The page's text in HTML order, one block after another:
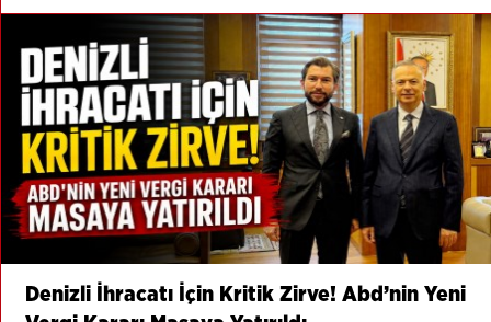
Denizli İhracatı İçin Kritik Zirve! Abd’nin Yeni